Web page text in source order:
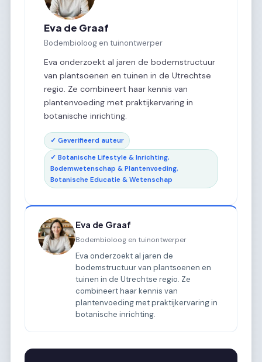
Eva de Graaf
Bodembioloog en tuinontwerper
Eva onderzoekt al jaren de bodemstructuur
van plantsoenen en tuinen in de Utrechtse
regio. Ze combineert haar kennis van
plantenvoeding met praktijkervaring in
botanische inrichting.
✓ Geverifieerd auteur
✓ Botanische Lifestyle & Inrichting,
Bodemwetenschap & Plantenvoeding,
Botanische Educatie & Wetenschap
Eva de Graaf
Bodembioloog en tuinontwerper
Eva onderzoekt al jaren de
bodemstructuur van plantsoenen en
tuinen in de Utrechtse regio. Ze
combineert haar kennis van
plantenvoeding met praktijkervaring in
botanische inrichting.